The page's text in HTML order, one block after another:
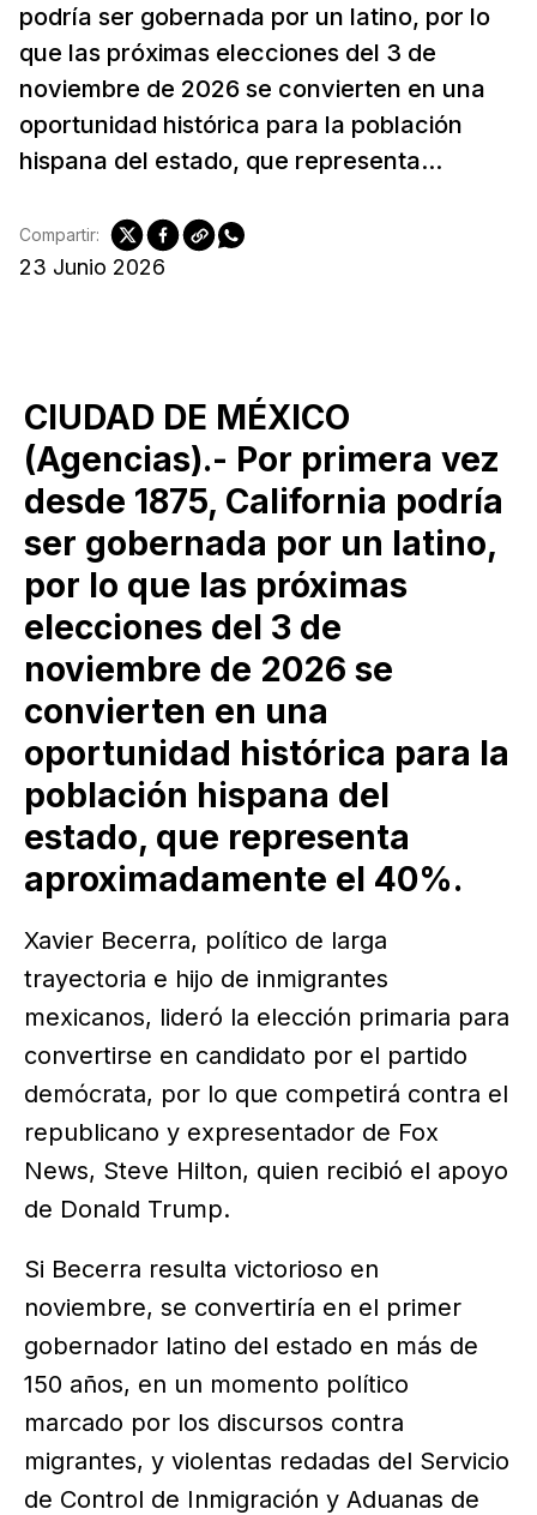
podría ser gobernada por un latino, por lo
que las próximas elecciones del 3 de
noviembre de 2026 se convierten en una
oportunidad histórica para la población
hispana del estado, que representa...
23 Junio 2026
Compartir:
CIUDAD DE MÉXICO
(Agencias).- Por primera vez
desde 1875, California podría
ser gobernada por un latino,
por lo que las próximas
elecciones del 3 de
noviembre de 2026 se
convierten en una
oportunidad histórica para la
población hispana del
estado, que representa
aproximadamente el 40%.
Xavier Becerra, político de larga
trayectoria e hijo de inmigrantes
mexicanos, lideró la elección primaria para
convertirse en candidato por el partido
demócrata, por lo que competirá contra el
republicano y expresentador de Fox
News, Steve Hilton, quien recibió el apoyo
de Donald Trump.
Si Becerra resulta victorioso en
noviembre, se convertiría en el primer
gobernador latino del estado en más de
150 años, en un momento político
marcado por los discursos contra
migrantes, y violentas redadas del Servicio
de Control de Inmigración y Aduanas de